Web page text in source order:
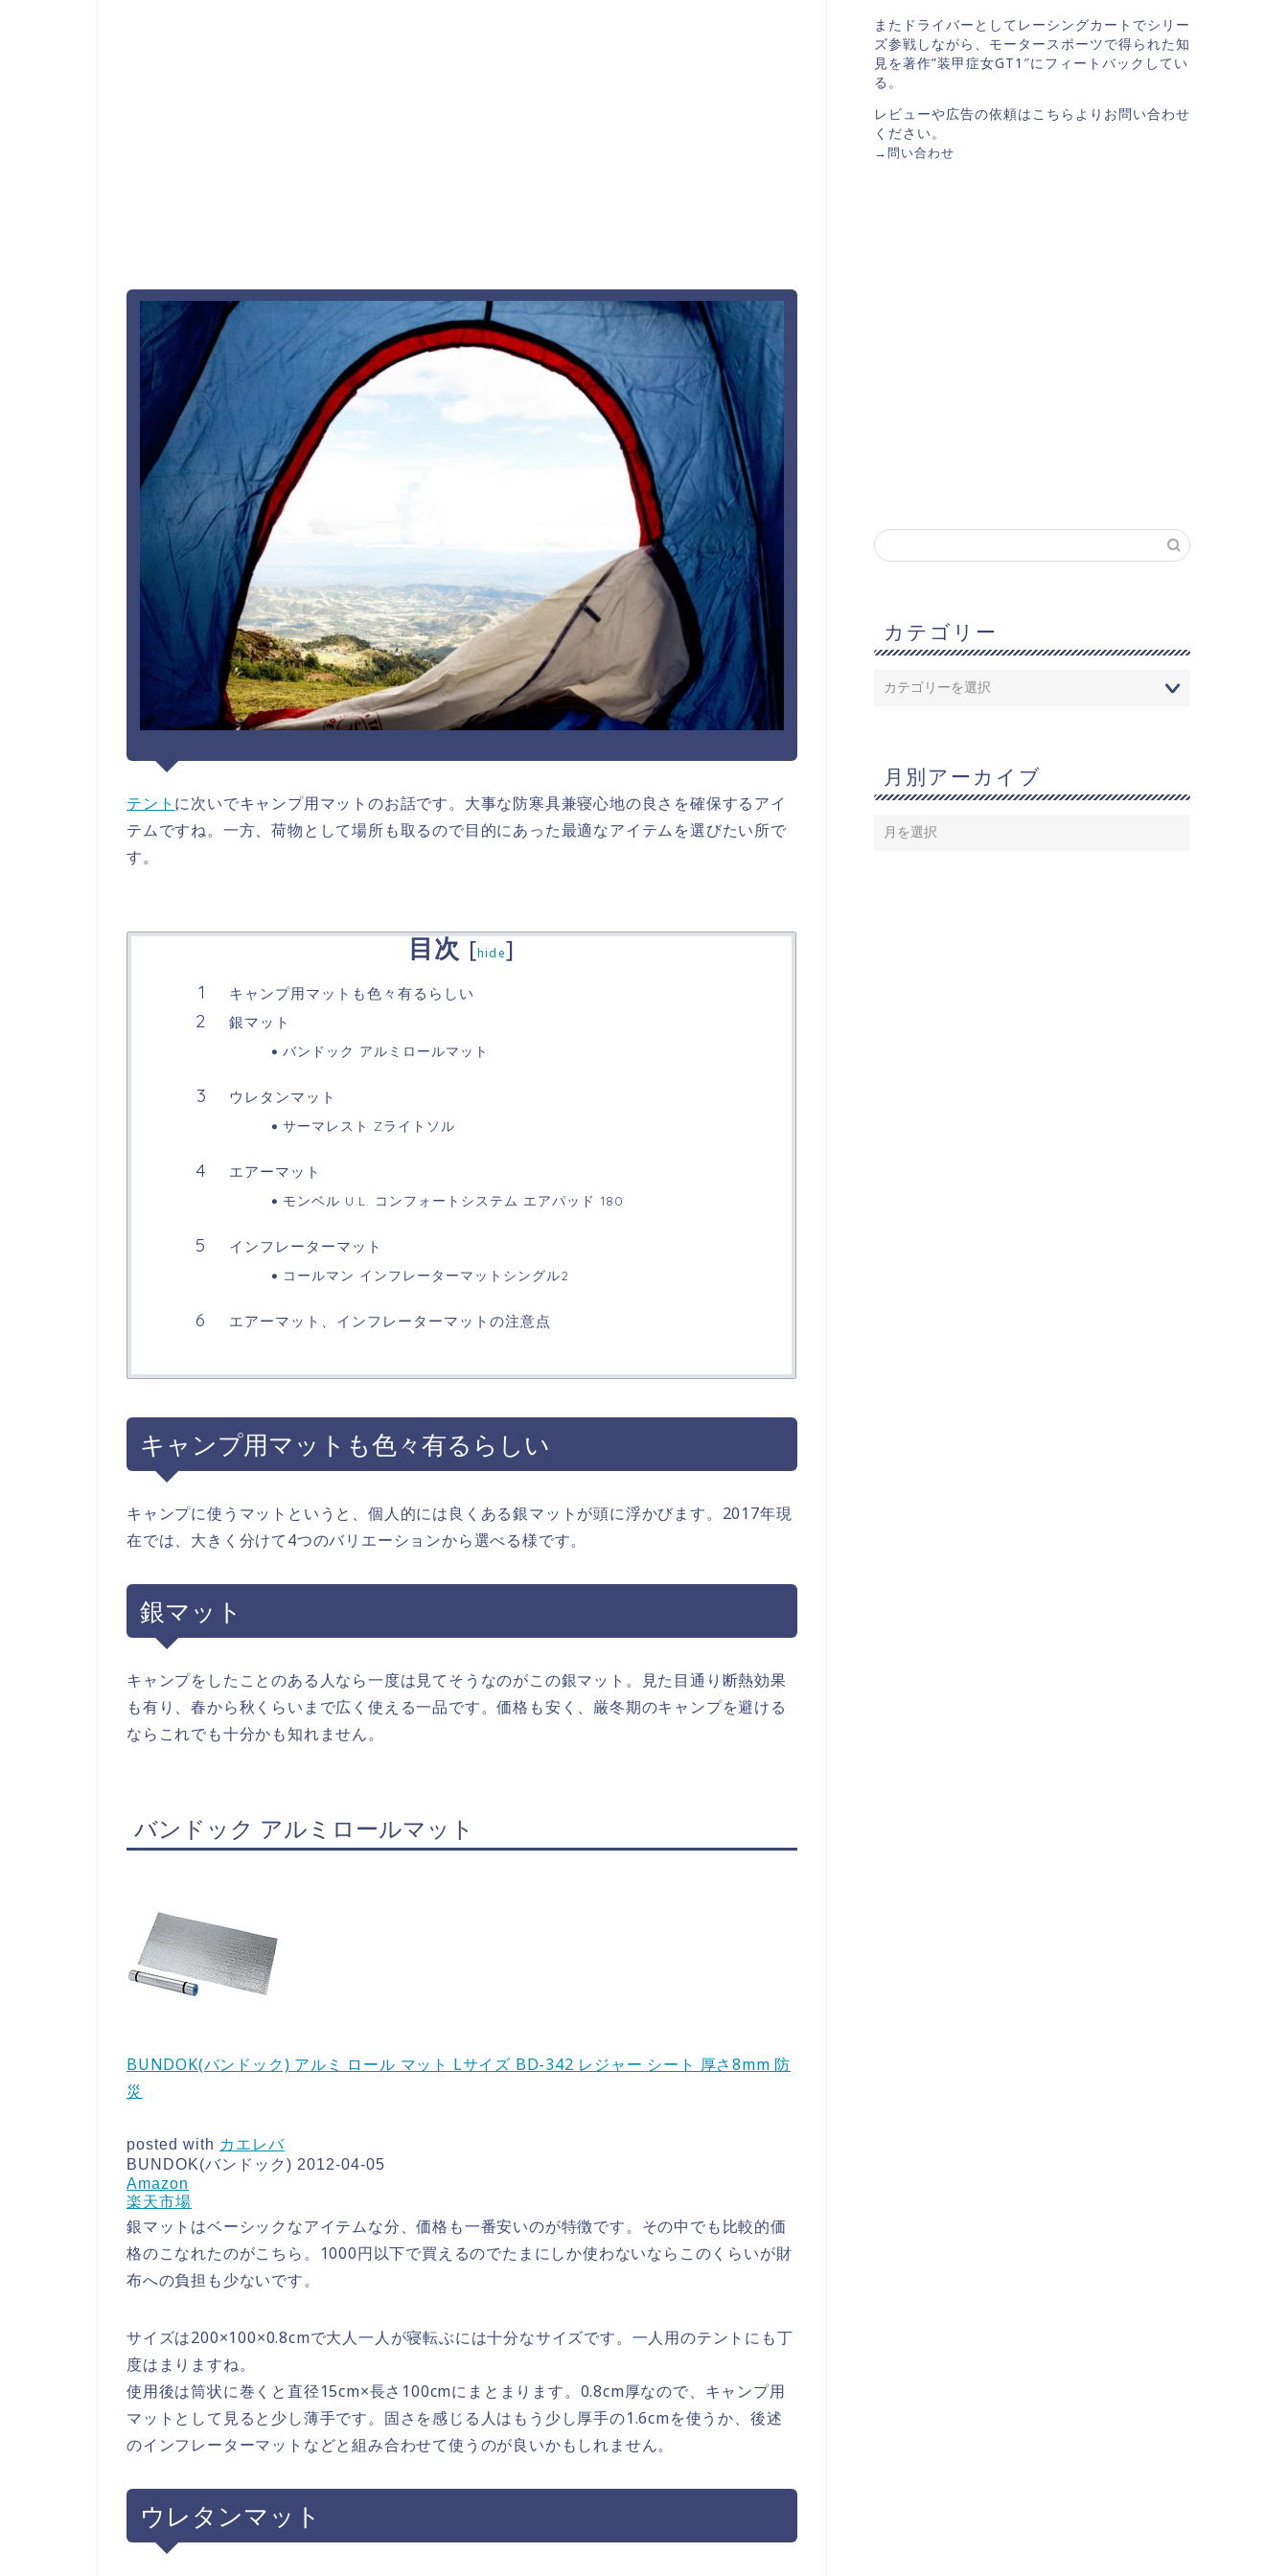
テント に次いでキャンプ用マットのお話です。大事な防寒具兼寝心地の良さを確保するアイ
テムですね。一方、荷物として場所も取るので目的にあった最適なアイテムを選びたい所で
す。
目次 [hide]
キャンプ用マットも色々有るらしい
銀マット
バンドック アルミロールマット
ウレタンマット
サーマレスト Zライトソル
エアーマット
モンベル U.L. コンフォートシステム エアパッド 180
インフレーターマット
コールマン インフレーターマットシングル2
エアーマット、インフレーターマットの注意点
キャンプ用マットも色々有るらしい
キャンプに使うマットというと、個人的には良くある銀マットが頭に浮かびます。2017年現
在では、大きく分けて4つのバリエーションから選べる様です。
銀マット
キャンプをしたことのある人なら一度は見てそうなのがこの銀マット。見た目通り断熱効果
も有り、春から秋くらいまで広く使える一品です。価格も安く、厳冬期のキャンプを避ける
ならこれでも十分かも知れません。
バンドック アルミロールマット
BUNDOK(バンドック) アルミ ロール マット Lサイズ BD-342 レジャー シート 厚さ8mm 防
災
posted with カエレバ
BUNDOK(バンドック) 2012-04-05
Amazon
楽天市場
銀マットはベーシックなアイテムな分、価格も一番安いのが特徴です。その中でも比較的価
格のこなれたのがこちら。1000円以下で買えるのでたまにしか使わないならこのくらいが財
布への負担も少ないです。
サイズは200×100×0.8cmで大人一人が寝転ぶには十分なサイズです。一人用のテントにも丁
度はまりますね。
使用後は筒状に巻くと直径15cm×長さ100cmにまとまります。0.8cm厚なので、キャンプ用
マットとして見ると少し薄手です。固さを感じる人はもう少し厚手の1.6cmを使うか、後述
のインフレーターマットなどと組み合わせて使うのが良いかもしれません。
ウレタンマット
またドライバーとしてレーシングカートでシリー
ズ参戦しながら、モータースポーツで得られた知
見を著作”装甲症女GT1″にフィートバックしてい
る。
レビューや広告の依頼はこちらよりお問い合わせ
ください。
→問い合わせ
カテゴリー
月別アーカイブ